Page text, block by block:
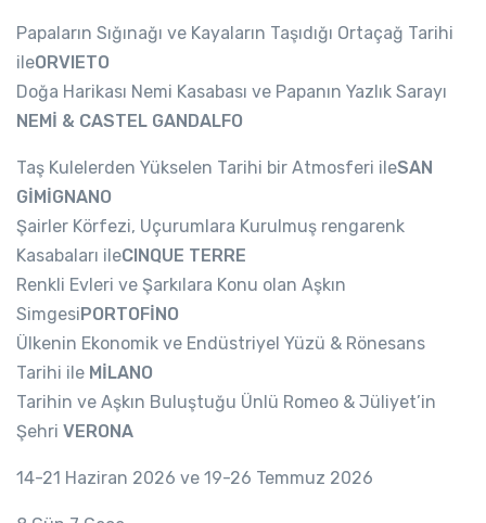
Papaların Sığınağı ve Kayaların Taşıdığı Ortaçağ Tarihi
ileORVIETO
Doğa Harikası Nemi Kasabası ve Papanın Yazlık Sarayı
NEMİ & CASTEL GANDALFO
Taş Kulelerden Yükselen Tarihi bir Atmosferi ileSAN
GİMİGNANO
Şairler Körfezi, Uçurumlara Kurulmuş rengarenk
Kasabaları ileCINQUE TERRE
Renkli Evleri ve Şarkılara Konu olan Aşkın
SimgesiPORTOFİNO
Ülkenin Ekonomik ve Endüstriyel Yüzü & Rönesans
Tarihi ile MİLANO
Tarihin ve Aşkın Buluştuğu Ünlü Romeo & Jüliyet’in
Şehri VERONA
14-21 Haziran 2026 ve 19-26 Temmuz 2026